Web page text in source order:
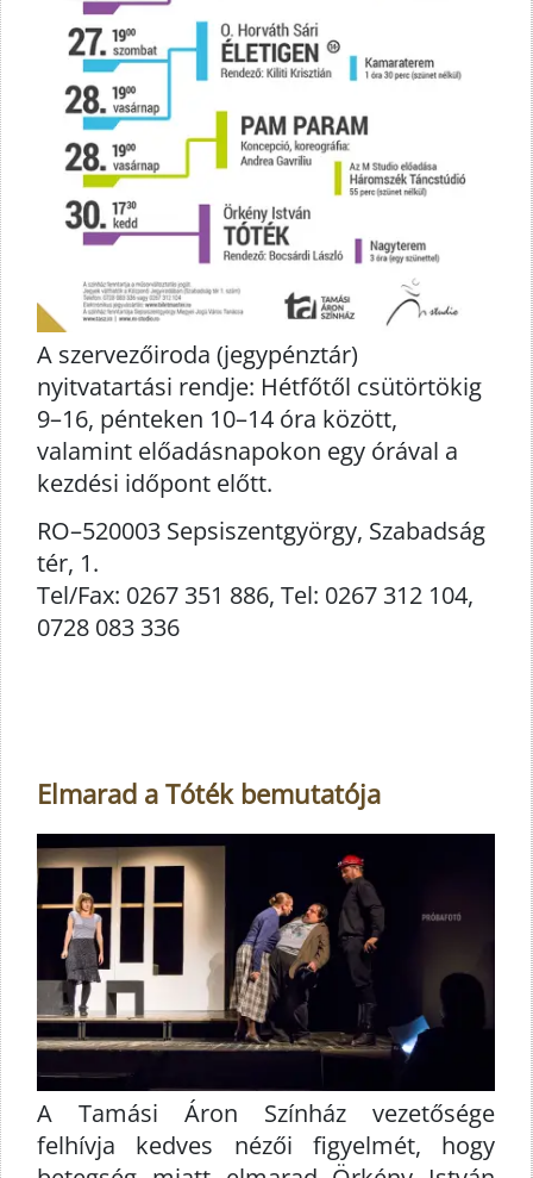
A szervezőiroda (jegypénztár)
nyitvatartási rendje: Hétfőtől csütörtökig
9–16, pénteken 10–14 óra között,
valamint előadásnapokon egy órával a
kezdési időpont előtt.
RO–520003 Sepsiszentgyörgy, Szabadság
tér, 1.
Tel/Fax: 0267 351 886, Tel: 0267 312 104,
0728 083 336
Elmarad a Tóték bemutatója
A Tamási Áron Színház vezetősége
felhívja kedves nézői figyelmét, hogy